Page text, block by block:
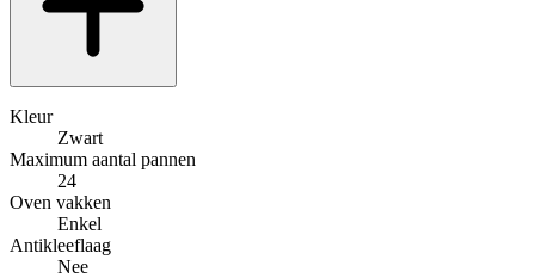
Kleur
Zwart
Maximum aantal pannen
24
Oven vakken
Enkel
Antikleeflaag
Nee